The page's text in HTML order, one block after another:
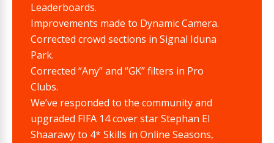
Leaderboards.
Improvements made to Dynamic Camera.
Corrected crowd sections in Signal Iduna
Park.
Corrected “Any” and “GK” filters in Pro
Clubs.
We’ve responded to the community and
upgraded FIFA 14 cover star Stephan El
Shaarawy to 4* Skills in Online Seasons,